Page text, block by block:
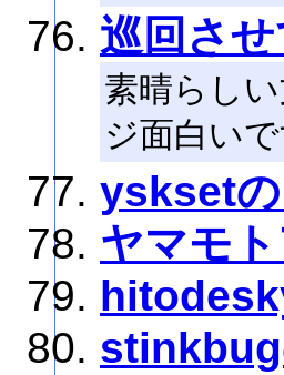
巡回さ
素晴らし
ジ面白いで
yskset
ヤマモ